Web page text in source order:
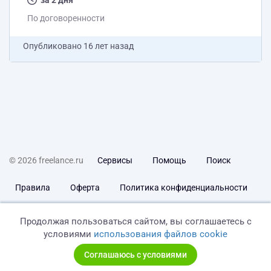
реализовать выборку по дополнительным
Shop-Script также, как на
http://vasko.ru/to_catalog/action_categDesc/id_510/
По договоренности
Опубликовано 16 лет назад
© 2026 freelance.ru Сервисы Помощь Поиск
Правила Оферта Политика конфиденциальности
Продолжая пользоваться сайтом, вы соглашаетесь с
условиями использования файлов cookie
Соглашаюсь с условиями